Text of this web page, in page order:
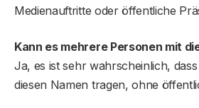
Medienauftritte oder öffentliche
Kann es mehrere Personen mit
Ja, es ist sehr wahrscheinlich,
diesen Namen tragen, ohne